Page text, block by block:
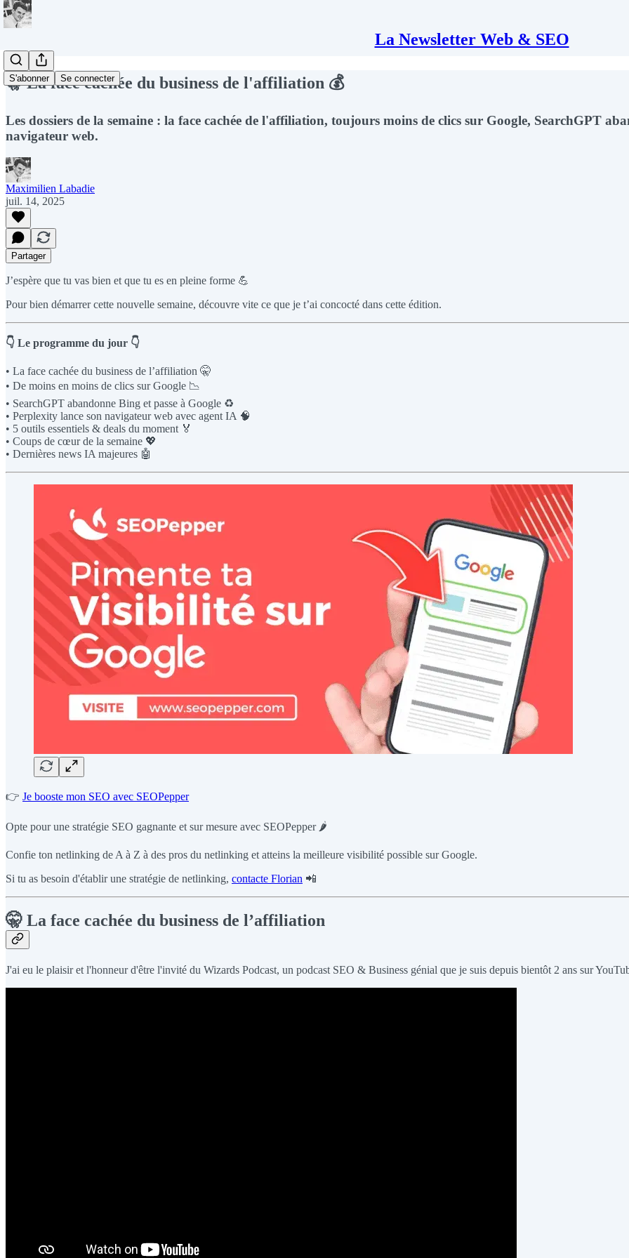
La Newsletter Web & SEO
S'abonner Se connecter
🤫 La face cachée du business de l'affiliation 💰
Les dossiers de la semaine : la face cachée de l'affiliation, toujours moins de clics sur Google, SearchGPT
navigateur web.
Maximilien Labadie
juil. 14, 2025
Partager
J’espère que tu vas bien et que tu es en pleine forme 💪
Pour bien démarrer cette nouvelle semaine, découvre vite ce que je t’ai concocté dans cette édition.
👇 Le programme du jour 👇
• La face cachée du business de l’affiliation 🤫
• De moins en moins de clics sur Google 📉
• SearchGPT abandonne Bing et passe à Google ♻️
• Perplexity lance son navigateur web avec agent IA 🧠
• 5 outils essentiels & deals du moment 🏅
• Coups de cœur de la semaine 💖
• Dernières news IA majeures 🤖
👉 Je booste mon SEO avec SEOPepper
Opte pour une stratégie SEO gagnante et sur mesure avec SEOPepper 🌶️
Confie ton netlinking de A à Z à des pros du netlinking et atteins la meilleure visibilité possible sur Google.
Si tu as besoin d'établir une stratégie de netlinking, contacte Florian 📲
🤫 La face cachée du business de l’affiliation
J'ai eu le plaisir et l'honneur d'être l'invité du Wizards Podcast, un podcast SEO & Business génial que je suis depuis bientôt 2 ans sur